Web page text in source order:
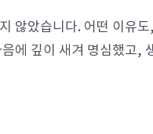
않았습니다. 어떤 이유
에 깊이 새겨 명심했고,